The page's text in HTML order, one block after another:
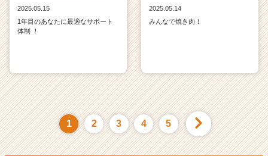
2025.05.15
1年目のあなたに最適なサポート
体制 ！
2025.05.14
みんなで焼き肉！
1 2 3 4 5